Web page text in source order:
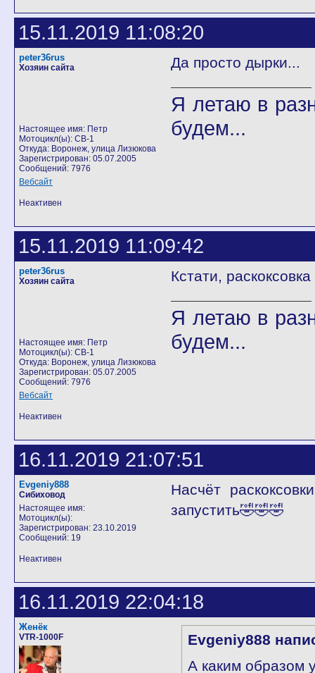
15.11.2019 11:08:20
peter36rus
Хозяин сайта
Настоящее имя: Петр
Мотоцикл(ы): CB-1
Откуда: Воронеж, улица Лизюкова
Зарегистрирован: 05.07.2005
Сообщений: 7976
Вебсайт
Да просто дырки...
Я летаю в
будем...
Неактивен
15.11.2019 11:09:42
peter36rus
Хозяин сайта
Настоящее имя: Петр
Мотоцикл(ы): CB-1
Откуда: Воронеж, улица Лизюкова
Зарегистрирован: 05.07.2005
Сообщений: 7976
Вебсайт
Кстати,
Я летаю в
будем...
Неактивен
16.11.2019 21:07:51
Evgeniy888
Сибиховод
Настоящее имя:
Мотоцикл(ы):
Зарегистрирован: 23.10.2019
Сообщений: 19
Насчёт
запустить🤣🤣🤣
Неактивен
16.11.2019 22:04:18
Женёк
VTR-1000F
Evgeniy888
А каким образом